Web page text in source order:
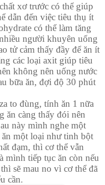
xơ trước có thể giúp
dẫn đến việc tiêu thụ ít
có thể làm tăng
người khuyên uống
tử cảm thấy đầy để ăn ít
các loại axit giúp tiêu
không nên uống nước
bữa ăn, đợi độ 30 phút
to đùng, tính ăn 1 nữa
ăn càng thấy đói nên
này mình nghe một
một loại như tinh bột
đạm, thì cơ thể vẫn
mình tiếp tục ăn còn nếu
sẽ mau no vì cơ thể đã
cần.